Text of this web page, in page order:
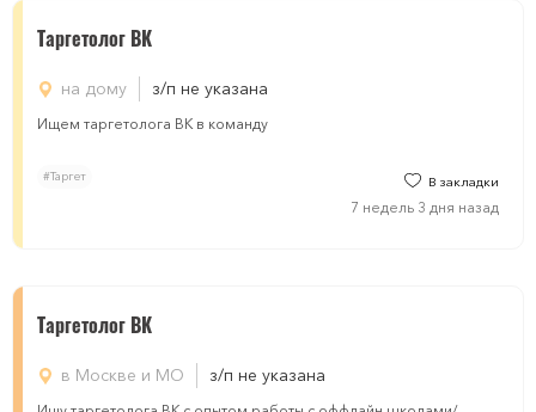
Tаргетолог ВК
на дому з/п не указана
Ищем таргетолога ВК в команду
#Таргет В закладки
7 недель 3 дня назад
Таргетолог ВК
в Москве и МО з/п не указана